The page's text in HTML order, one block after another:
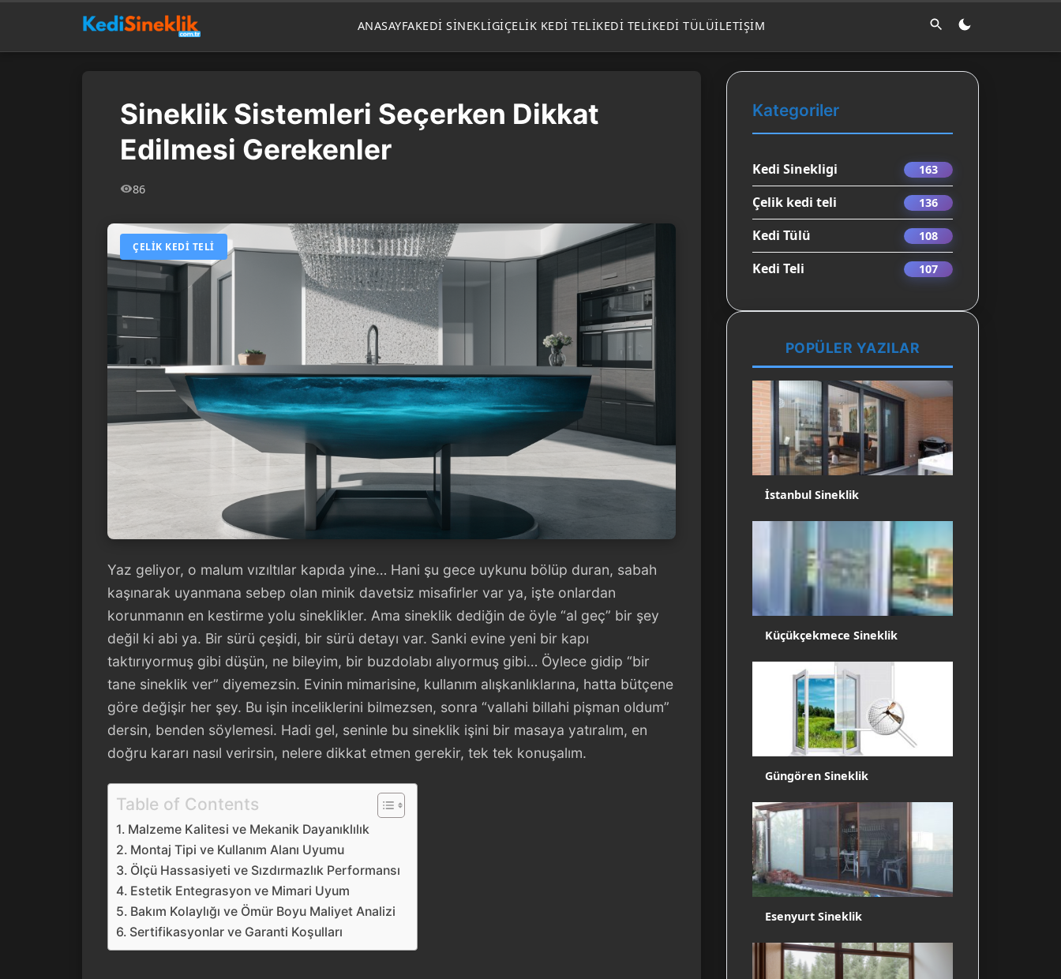
ANASAYFAKEDI SINEKLIGIÇELIK KEDI TELIKEDI TELIKEDI TÜLÜİLETIŞIM
Sineklik Sistemleri Seçerken Dikkat
Edilmesi Gerekenler
86
ÇELIK KEDI TELI
Yaz geliyor, o malum vızıltılar kapıda yine… Hani şu gece uykunu bölüp duran, sabah
kaşınarak uyanmana sebep olan minik davetsiz misafirler var ya, işte onlardan
korunmanın en kestirme yolu sineklikler. Ama sineklik dediğin de öyle “al geç” bir şey
değil ki abi ya. Bir sürü çeşidi, bir sürü detayı var. Sanki evine yeni bir kapı
taktırıyormuş gibi düşün, ne bileyim, bir buzdolabı alıyormuş gibi… Öylece gidip “bir
tane sineklik ver” diyemezsin. Evinin mimarisine, kullanım alışkanlıklarına, hatta bütçene
göre değişir her şey. Bu işin inceliklerini bilmezsen, sonra “vallahi billahi pişman oldum”
dersin, benden söylemesi. Hadi gel, seninle bu sineklik işini bir masaya yatıralım, en
doğru kararı nasıl verirsin, nelere dikkat etmen gerekir, tek tek konuşalım.
Table of Contents
Malzeme Kalitesi ve Mekanik Dayanıklılık
Montaj Tipi ve Kullanım Alanı Uyumu
Ölçü Hassasiyeti ve Sızdırmazlık Performansı
Estetik Entegrasyon ve Mimari Uyum
Bakım Kolaylığı ve Ömür Boyu Maliyet Analizi
Sertifikasyonlar ve Garanti Koşulları
Kategoriler
Kedi Sinekligi 163
Çelik kedi teli 136
Kedi Tülü 108
Kedi Teli 107
POPÜLER YAZILAR
İstanbul Sineklik
Küçükçekmece Sineklik
Güngören Sineklik
Esenyurt Sineklik